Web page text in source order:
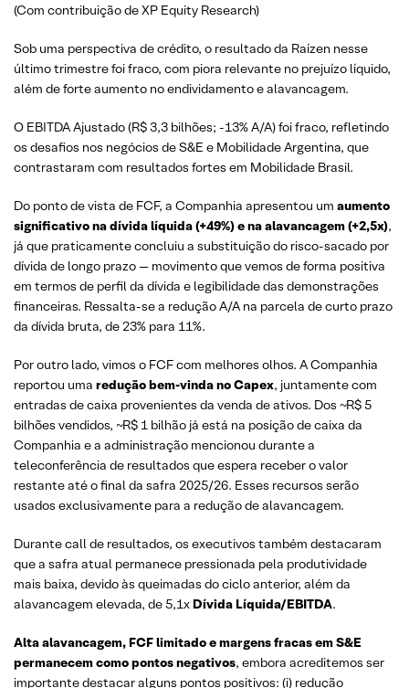
(Com contribuição de XP Equity Research)
Sob uma perspectiva de crédito, o resultado da Raízen nesse
último trimestre foi fraco, com piora relevante no prejuízo líquido,
além de forte aumento no endividamento e alavancagem.
O EBITDA Ajustado (R$ 3,3 bilhões; -13% A/A) foi fraco, refletindo
os desafios nos negócios de S&E e Mobilidade Argentina, que
contrastaram com resultados fortes em Mobilidade Brasil.
Do ponto de vista de FCF, a Companhia apresentou um aumento
significativo na dívida líquida (+49%) e na alavancagem(+2,5x),
já que praticamente concluiu a substituição do risco-sacado por
dívida de longo prazo — movimento que vemos de forma positiva
em termos de perfil da dívida e legibilidade das demonstrações
financeiras. Ressalta-se a redução A/A na parcela de curto prazo
da dívida bruta, de 23% para 11%.
Por outro lado, vimos o FCF com melhores olhos. A Companhia
reportou uma redução bem-vinda no Capex, juntamente com
entradas de caixa provenientes da venda de ativos. Dos ~R$ 5
bilhões vendidos, ~R$ 1 bilhão já está na posição de caixa da
Companhia e a administração mencionou durante a
teleconferência de resultados que espera receber o valor
restante até o final da safra 2025/26. Esses recursos serão
usados exclusivamente para a redução de alavancagem.
Durante call de resultados, os executivos também destacaram
que a safra atual permanece pressionada pela produtividade
mais baixa, devido às queimadas do ciclo anterior, além da
alavancagem elevada, de 5,1x Dívida Líquida/EBITDA.
Alta alavancagem, FCF limitado e margens fracas em S&E
permanecem como pontos negativos, embora acreditemos ser
importante destacar alguns pontos positivos: (i) redução